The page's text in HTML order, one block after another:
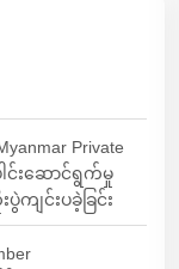
Private
ါင်းဆောင်ရွက်မှု
ကျင်းပခဲ့ခြင်း